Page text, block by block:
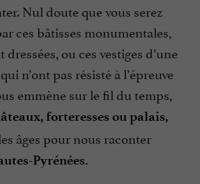
Nul doute que vous serez
ces bâtisses monumentales,
ou ces vestiges d’une
n’ont pas résisté à l’épreuve
emmène sur le fil du temps,
forteresses ou palais,
âges pour nous raconter
Pyrénées.